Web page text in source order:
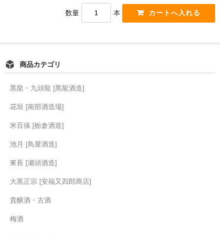
数量 本
商品カテゴリ
黒龍・九頭龍 [黒龍酒造]
花垣 [南部酒造場]
米百俵 [栃倉酒造]
池月 [鳥屋酒造]
東長 [瀬頭酒造]
大黒正宗 [安福又四郎商店]
貴醸酒・古酒
梅酒